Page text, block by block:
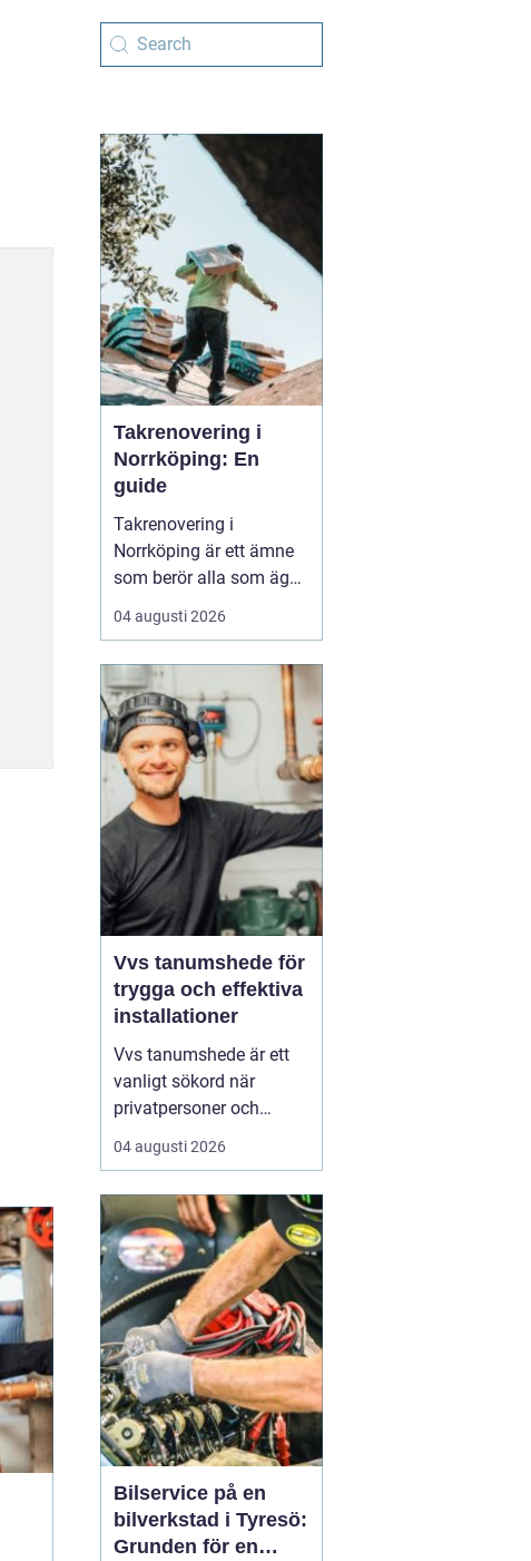
Takrenovering i
Norrköping: En
guide
Takrenovering i
Norrköping är ett ämne
som berör alla som äger
hus, radhus eller
flerfamiljshus i området.
viktigaste skydd mot
regn, snö och fukt, och
en i tid genomförd
renovering kan sp...
04 augusti 2026
Vvs tanumshede för
trygga och effektiva
installationer
Vvs tanumshede är ett
vanligt sökord när
privatpersoner och
företag behöver hjälp
med värme, vatten och
Många undrar vad som
skiljer en seriös vvs
partner från en tillfällig
lösning, hur en
installation bör gå till
och vilka...
04 augusti 2026
Bilservice på en
bilverkstad i Tyresö:
Grunden för en